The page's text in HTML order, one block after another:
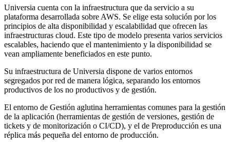
Universia cuenta con la infraestructura que da servicio a su
plataforma desarrollada sobre AWS. Se elige esta solución por los
principios de alta disponibilidad y escalabilidad que ofrecen las
infraestructuras cloud. Este tipo de modelo presenta varios servicios
escalables, haciendo que el mantenimiento y la disponibilidad se
vean ampliamente beneficiados en este punto.
Su infraestructura de Universia dispone de varios entornos
segregados por red de manera lógica, separando los entornos
productivos de los no productivos y de gestión.
El entorno de Gestión aglutina herramientas comunes para la gestión
de la aplicación (herramientas de gestión de versiones, gestión de
tickets y de monitorización o CI/CD), y el de Preproducción es una
réplica más pequeña del entorno de producción.